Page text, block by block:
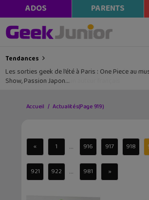
ADOS PARENTS
Tendances
Les sorties geek de l’été à Paris : One Piece au
Show, Passion Japon…
Accueil Actualités(Page 919)
« 1 ... 916 917 918
921 922 ... 981 »